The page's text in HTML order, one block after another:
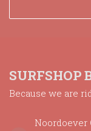
SURFSHOP
Because we are
Noordoever